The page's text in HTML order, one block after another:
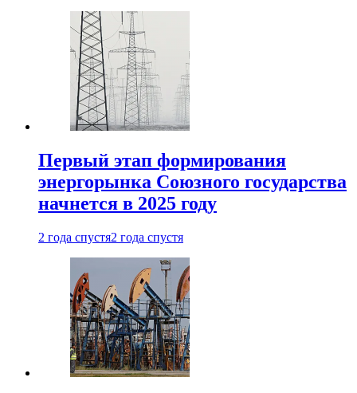
Первый этап формирования
энергорынка Союзного государства
начнется в 2025 году
2 года спустя2 года спустя